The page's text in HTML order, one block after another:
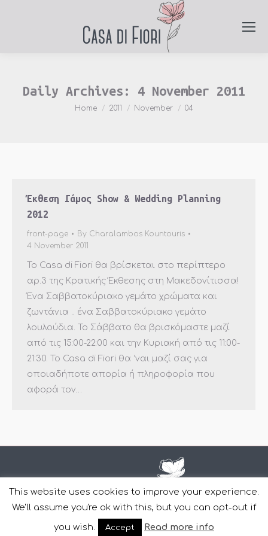
Daily Archives: 4 November 2011
You are here:
Home 2011 November 04
Έκθεση Γάμος Show & Wedding Planning
2012
front-page By Charalambos Kountouris
4 November 2011
To Casa di Fiori θα βρίσκεται στο περίπτερο
αρ.3 της Κρατικής Έκθεσης στη Μακεδονίτισσα!
Ένα Σαββατοκύριακο γεμάτο χρώματα και
ζωντάνια .. ένα Σαββατοκύριακο γεμάτο
λουλούδια. Το Σάββατο θα βρισκόμαστε μαζί
από τις 15:00-22:00 και την Κυριακή από τις 11:00-
21:30. Το Casa di Fiori θα ‘ναι μαζί σας για
οποιαδήποτε απορία ή πληροφορία που
αφορά τον…
Copyright Casa Di Fiori © 2011-2022 | Design and Development
by YourWebStep.
This website uses cookies to improve your experience.
We'll assume you're ok with this, but you can opt-out if
you wish.
Accept Read more info